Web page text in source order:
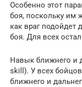
Особенно этот
боя, поскольку им
как враг подойдет
боя. Для всех
Навык ближнего и
skill). У всех
ближнего и